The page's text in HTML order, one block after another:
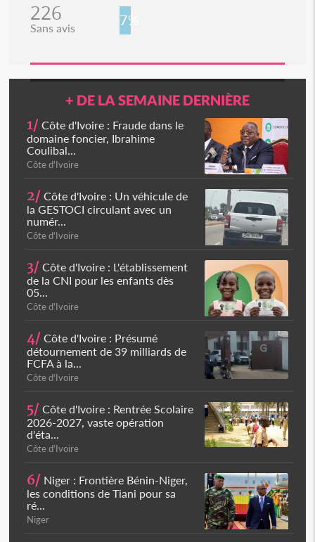
226
Sans avis 7%
+ DE LA SEMAINE DERNIÈRE
1/ Côte d'Ivoire : Fraude dans le
domaine foncier, Ibrahime
Coulibal...
Côte d'Ivoire
2/ Côte d'Ivoire : Un véhicule de
la GESTOCI circulant avec un
numér...
Côte d'Ivoire
3/ Côte d'Ivoire : L'établissement
de la CNI pour les enfants dès
05...
Côte d'Ivoire
4/ Côte d'Ivoire : Présumé
détournement de 39 milliards de
FCFA à la...
Côte d'Ivoire
5/ Côte d'Ivoire : Rentrée Scolaire
2026-2027, vaste opération
d'éta...
Côte d'Ivoire
6/ Niger : Frontière Bénin-Niger,
les conditions de Tiani pour sa
ré...
Niger